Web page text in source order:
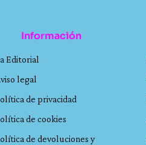
Información
Editorial
legal
de privacidad
de cookies
de devoluciones y